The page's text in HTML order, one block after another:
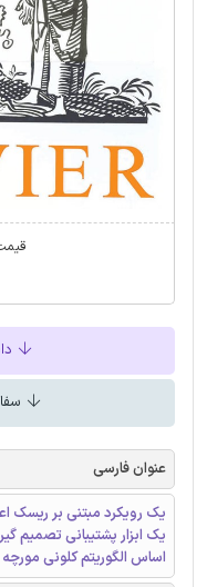
عنوان فارسی
یک رویکرد مبتنی بر ریسک
یک ابزار پشتیبانی تصمیم
اساس الگوریتم کلونی مورچه